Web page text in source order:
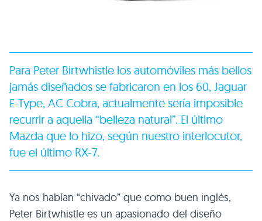
Para Peter Birtwhistle los automóviles más bellos
jamás diseñados se fabricaron en los 60, Jaguar
E-Type, AC Cobra, actualmente sería imposible
recurrir a aquella “belleza natural”. El último
Mazda que lo hizo, según nuestro interlocutor,
fue el último RX-7.
Ya nos habían “chivado” que como buen inglés,
Peter Birtwhistle es un apasionado del diseño